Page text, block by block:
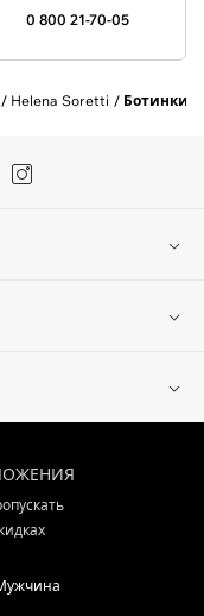
0 800 21-70-05
Helena Soretti Ботинки